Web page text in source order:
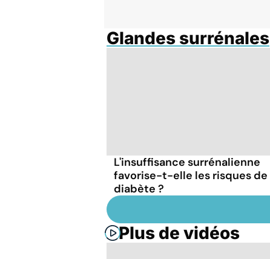
Glandes surrénales
L'insuffisance surrénalienne
favorise-t-elle les risques de
diabète ?
Plus de vidéos